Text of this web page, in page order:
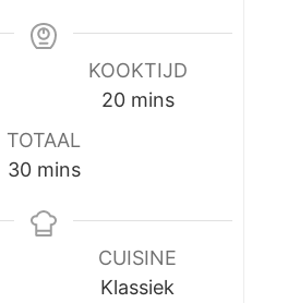
KOOKTIJD
20m
t
e
mins
TOTAAL
30m
n
mins
CUISINE
Klassiek